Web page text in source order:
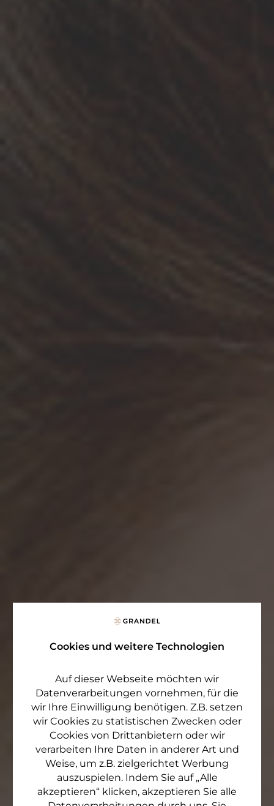
Cookies und weitere Technologien
Auf dieser Webseite möchten wir
Datenverarbeitungen vornehmen, für die
wir Ihre Einwilligung benötigen. Z.B. setzen
wir Cookies zu statistischen Zwecken oder
Cookies von Drittanbietern oder wir
verarbeiten Ihre Daten in anderer Art und
Weise, um z.B. zielgerichtet Werbung
auszuspielen. Indem Sie auf „Alle
akzeptieren“ klicken, akzeptieren Sie alle